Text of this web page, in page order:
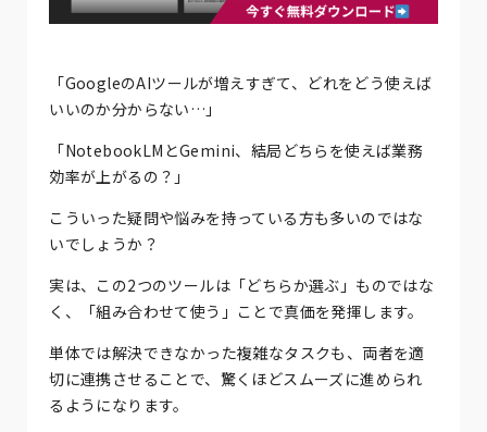
「GoogleのAIツールが増えすぎて、どれをどう使えば
いいのか分からない…」
「NotebookLMとGemini、結局どちらを使えば業務
効率が上がるの？」
こういった疑問や悩みを持っている方も多いのではな
いでしょうか？
実は、この2つのツールは「どちらか選ぶ」ものではな
く、「組み合わせて使う」ことで真価を発揮します。
単体では解決できなかった複雑なタスクも、両者を適
切に連携させることで、驚くほどスムーズに進められ
るようになります。